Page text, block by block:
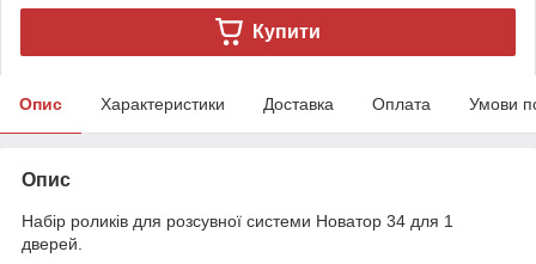
Купити
Опис Характеристики Доставка Оплата Умови
Опис
Набір роликів для розсувної системи Новатор 34 для 1
дверей.